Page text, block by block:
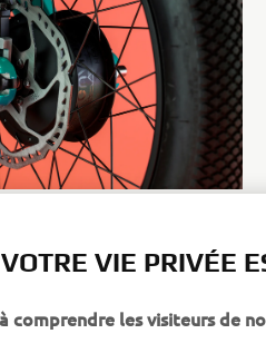
VIE PRIVÉE
comprendre les visiteurs de